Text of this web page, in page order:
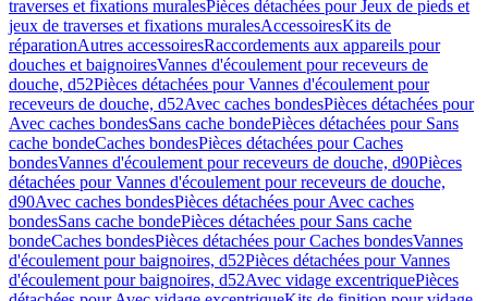
traverses et fixations muralesPièces détachées pour Jeux de pieds et
jeux de traverses et fixations muralesAccessoiresKits de
réparationAutres accessoiresRaccordements aux appareils pour
douches et baignoiresVannes d'écoulement pour receveurs de
douche, d52Pièces détachées pour Vannes d'écoulement pour
receveurs de douche, d52Avec caches bondesPièces détachées pour
Avec caches bondesSans cache bondePièces détachées pour Sans
cache bondeCaches bondesPièces détachées pour Caches
bondesVannes d'écoulement pour receveurs de douche, d90Pièces
détachées pour Vannes d'écoulement pour receveurs de douche,
d90Avec caches bondesPièces détachées pour Avec caches
bondesSans cache bondePièces détachées pour Sans cache
bondeCaches bondesPièces détachées pour Caches bondesVannes
d'écoulement pour baignoires, d52Pièces détachées pour Vannes
d'écoulement pour baignoires, d52Avec vidage excentriquePièces